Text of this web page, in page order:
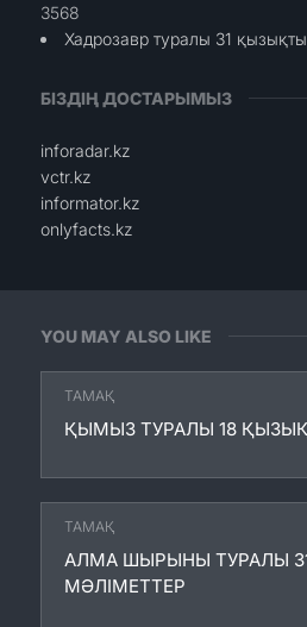
YOU MAY ALSO LIKE
ТАМАҚ
ҚЫМЫЗ ТУРАЛЫ 18
ТАМАҚ
АЛМА ШЫРЫНЫ ТУРАЛЫ
МӘЛІМЕТТЕР
3568
Хадрозавр туралы 31
БІЗДІҢ ДОСТАРЫМЫЗ
inforadar.kz
vctr.kz
informator.kz
onlyfacts.kz